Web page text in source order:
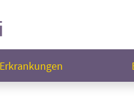
Erkrankungen